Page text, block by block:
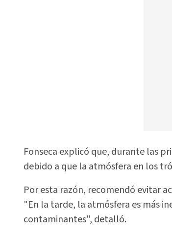
Fonseca explicó que, durante las
debido a que la atmósfera en los
Por esta razón, recomendó evitar
"En la tarde, la atmósfera es más
contaminantes", detalló.